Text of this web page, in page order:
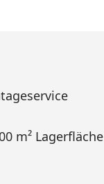
m² Lagerfläche